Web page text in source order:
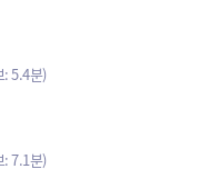
5.4분)
7.1분)